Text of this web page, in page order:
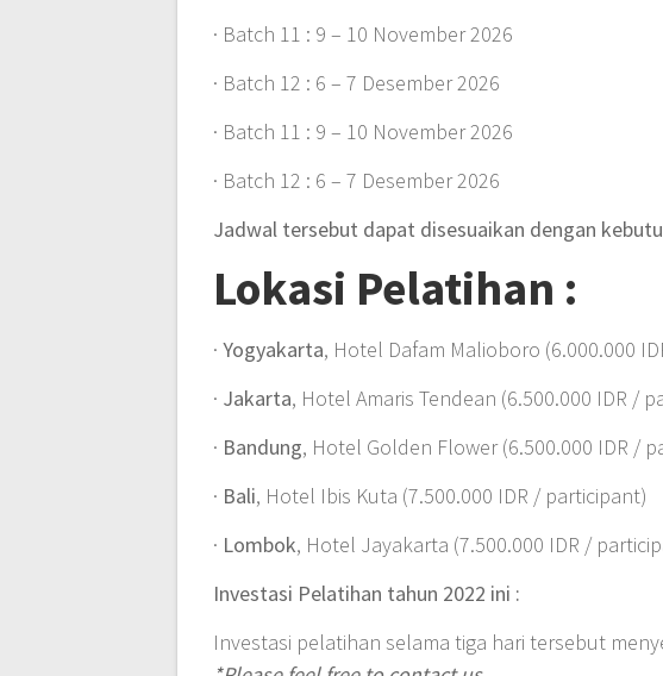
· Batch 11 : 9 – 10 November 2026
· Batch 12 : 6 – 7 Desember 2026
· Batch 11 : 9 – 10 November 2026
· Batch 12 : 6 – 7 Desember 2026
Jadwal tersebut dapat disesuaikan dengan
Lokasi Pelatihan :
·Yogyakarta, Hotel Dafam Malioboro (6.000.000
· Jakarta, Hotel Amaris Tendean (6.500.000 IDR /
· Bandung, Hotel Golden Flower (6.500.000 IDR /
· Bali, Hotel Ibis Kuta (7.500.000 IDR / participant)
· Lombok, Hotel Jayakarta (7.500.000 IDR /
Investasi Pelatihan tahun 2022 ini :
Investasi pelatihan selama tiga hari tersebut